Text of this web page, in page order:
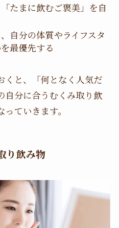
たまに飲むご褒美」を自
自分の体質やライフスタ
最優先する
くと、「何となく人気だ
自分に合うむくみ取り飲
ていきます。
り飲み物